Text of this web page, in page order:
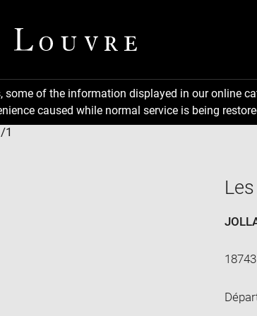
of the information displayed in our online
caused while normal service is being